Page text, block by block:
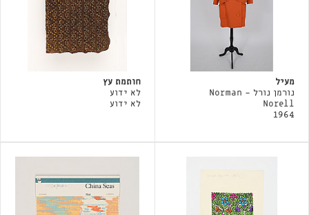
מעיל
נורמן נורל - Norman
Norell
1964
חותמת עץ
לא ידוע
לא ידוע